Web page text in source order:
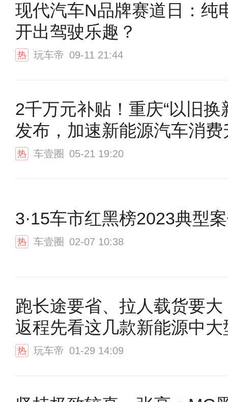
现代汽车N品牌赛道日：纯
开出驾驶乐趣？
热 玩车帝 09-11 21:44
2千万元补贴！重庆“以旧换
发布，加速新能源汽车消费
热 车壹圈 05-21 19:20
3·15车市红黑榜2023典型
热 车壹圈 02-07 10:38
跑长途要省、拉人载货要大
返程先看这几款新能源中
热 玩车帝 01-29 14:09